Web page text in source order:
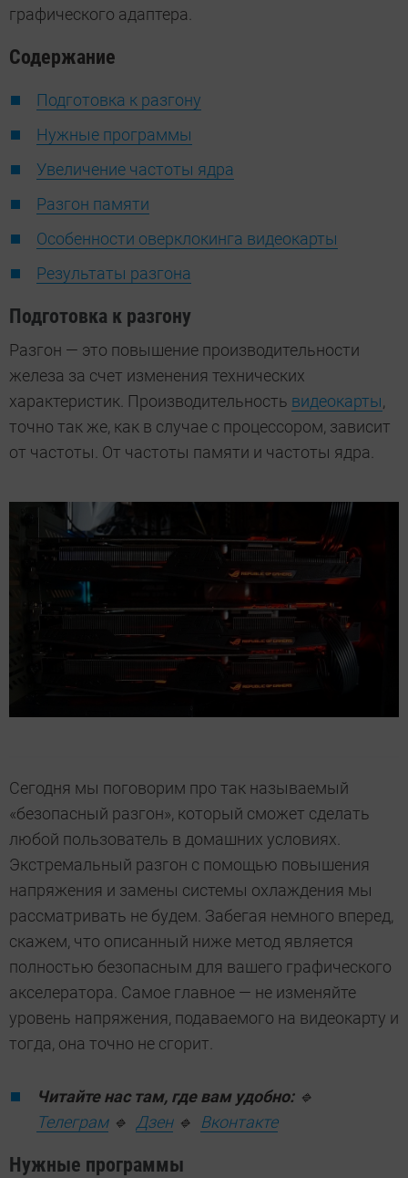
графического адаптера.
Содержание
Подготовка к разгону
Нужные программы
Увеличение частоты ядра
Разгон памяти
Особенности оверклокинга видеокарты
Результаты разгона
Подготовка к разгону
Разгон — это повышение производительности
железа за счет изменения технических
характеристик. Производительность видеокарты,
точно так же, как в случае с процессором, зависит
от частоты. От частоты памяти и частоты ядра.
Сегодня мы поговорим про так называемый
«безопасный разгон», который сможет сделать
любой пользователь в домашних условиях.
Экстремальный разгон с помощью повышения
напряжения и замены системы охлаждения мы
рассматривать не будем. Забегая немного вперед,
скажем, что описанный ниже метод является
полностью безопасным для вашего графического
акселератора. Самое главное — не изменяйте
уровень напряжения, подаваемого на видеокарту и
тогда, она точно не сгорит.
Читайте нас там, где вам удобно:🔹
Телеграм🔹 Дзен🔹 Вконтакте
Нужные программы